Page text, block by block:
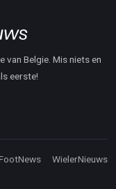
Belgie. Mis niets en
eerste!
WielerNieuws